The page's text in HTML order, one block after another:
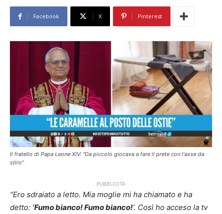
Facebook X Pinterest
Il fratello di Papa Leone XIV: "Da piccolo giocava a fare il prete con l'asse da
stiro"
PUBBLICITÀ
“Ero sdraiato a letto. Mia moglie mi ha chiamato e ha
detto: ‘Fumo bianco! Fumo bianco!‘. Così ho acceso la tv